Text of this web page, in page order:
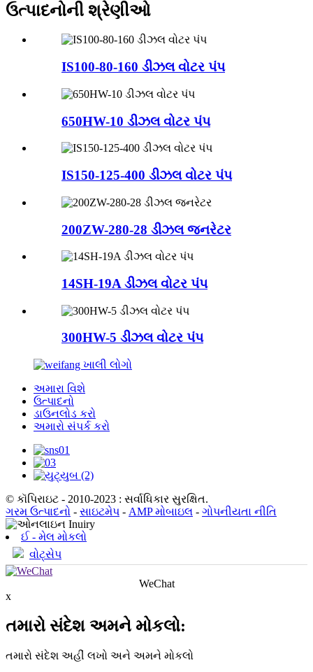
ઉત્પાદનોની શ્રેણીઓ
IS100-80-160 ડીઝલ વોટર પંપ
650HW-10 ડીઝલ વોટર પંપ
IS150-125-400 ડીઝલ વોટર પંપ
200ZW-280-28 ડીઝલ જનરેટર
14SH-19A ડીઝલ વોટર પંપ
300HW-5 ડીઝલ વોટર પંપ
અમારા વિશે
ઉત્પાદનો
ડાઉનલોડ કરો
અમારો સંપર્ક કરો
© કૉપિરાઇટ - 2010-2023 : સર્વાધિકાર સુરક્ષિત.
ગરમ ઉત્પાદનો - સાઇટમેપ - AMP મોબાઇલ - ગોપનીયતા નીતિ
ઈ - મેલ મોકલો
વોટ્સેપ
WeChat
x
તમારો સંદેશ અમને મોકલો:
તમારો સંદેશ અહીં લખો અને અમને મોકલો